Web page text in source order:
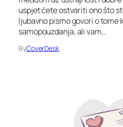
uspjet ćete ostvariti ono što
ljubavno pismo govori o tome
samopouzdanja, ali vam…
ByCoverDesk